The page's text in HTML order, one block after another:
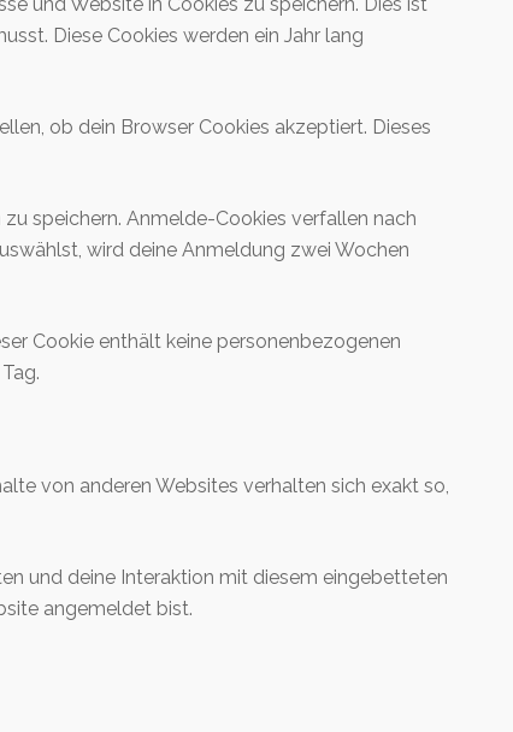
und Website in Cookies zu speichern. Dies ist
Diese Cookies werden ein Jahr lang
ob dein Browser Cookies akzeptiert. Dieses
speichern. Anmelde-Cookies verfallen nach
wird deine Anmeldung zwei Wochen
Cookie enthält keine personenbezogenen
von anderen Websites verhalten sich exakt so,
und deine Interaktion mit diesem eingebetteten
angemeldet bist.